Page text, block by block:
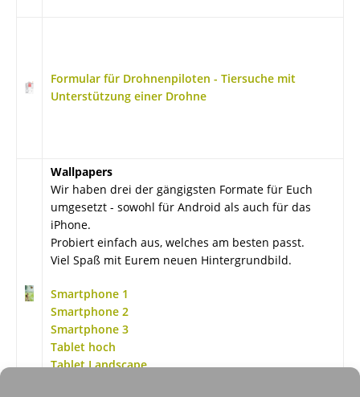
Formular für Drohnenpiloten - Tiersuche mit
Unterstützung einer Drohne
Wallpapers
Wir haben drei der gängigsten Formate für Euch
umgesetzt - sowohl für Android als auch für das
iPhone.
Probiert einfach aus, welches am besten passt.
Viel Spaß mit Eurem neuen Hintergrundbild.
Smartphone 1
Smartphone 2
Smartphone 3
Tablet hoch
Tablet Landscape